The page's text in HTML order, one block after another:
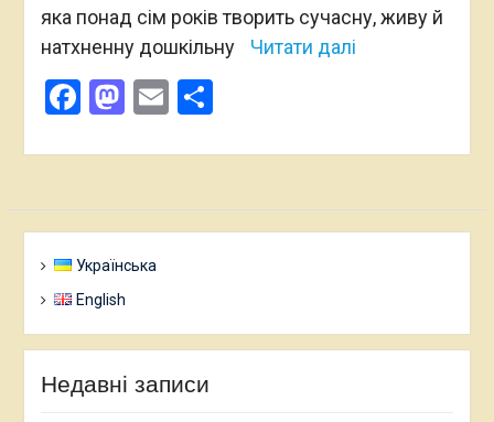
яка понад сім років творить сучасну, живу й
натхненну дошкільну
Читати далі
Facebook
Mastodon
EmailПоділитися
Українська
English
Недавні записи